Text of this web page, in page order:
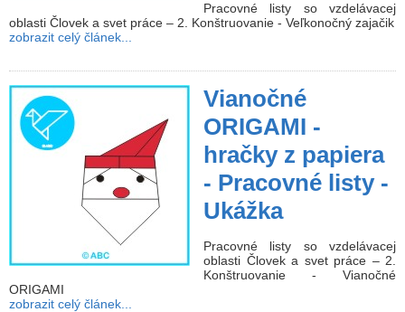
Pracovné listy so vzdelávacej
oblasti Človek a svet práce – 2. Konštruovanie - Veľkonočný zajačik
zobrazit celý článek...
Vianočné
ORIGAMI -
hračky z papiera
- Pracovné listy -
Ukážka
Pracovné listy so vzdelávacej
oblasti Človek a svet práce – 2.
Konštruovanie - Vianočné
ORIGAMI
zobrazit celý článek...